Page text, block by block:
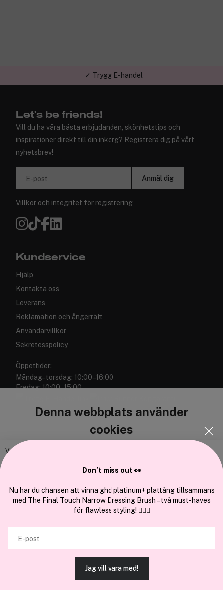
Denna webbplats använder
cookies
Vi använder enhetsidentifierare för att anpassa innehållet och
och annan information från din enhet till de sociala medier och annons-
och analysföretag som vi samarbetar med. Dessa kan i sin tur
kombinera informationen med annan information som du har
tillhandahållit eller som de har samlat in när du har använt deras
tjänster.
TILLÅT ALLA COOKIES
✓ Trygg E-handel
Let's be friends!
Vill du ha våra bästa erbjudanden, skönhetstips och
inspirationer direkt till din inkorg? Registrera dig på vårt
nyhetsbrev!
E-post Anmäl dig
Villkor och integritet för registrering
Kundservice
Hjälp
Kontakta oss
Leverans
Reklamation och ångerrätt
Användarvillkor
Sekretesspolicy
Öppettider:
Måndag–torsdag: 10:00–16:00
Fredag: 10:00–15:00
Cocopanda.se
Om oss
Brandsdal Group AS
Don’t miss out 👀
Nu har du chansen att vinna ghd platinum+ plattång tillsammans
med The Final Touch Narrow Dressing Brush – två must-haves
för flawless styling! 💇‍♀️✨
E-post
Jag vill vara med!